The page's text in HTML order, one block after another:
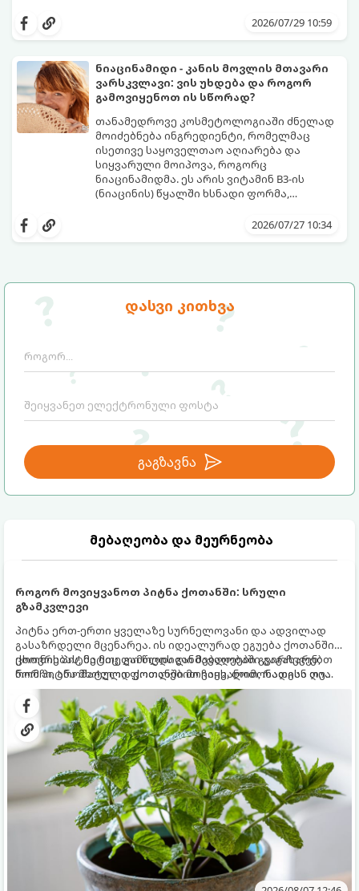
დასვი კითხვა
გაგზავნა
მებაღეობა და მეურნეობა
როგორ მოვიყვანოთ პიტნა ქოთანში: სრული
გზამკვლევი
პიტნა ერთ-ერთი ყველაზე სურნელოვანი და ადვილად
გასაზრდელი მცენარეა. ის იდეალურად ეგუება ქოთანში
ცხოვრებას, მეტიც, გამოცდილი მებაღეები გვირჩევენ,
რომ პიტნა მხოლოდ ქოთანში მოვიყვანოთ, რადგან ღია
გრუნტში (ბაღში) დარგვისას ის ფესვებით ძალიან
სწრაფად ვრცელდება და სხვა მცენარეებს ავიწროებს.
ქოთნის პიტნა მთელი წლის განმავლობაში გაგახარებთ
ნორჩი, არომატული ფოთლებით ჩაის, ლიმონათისა თუ
კერძებისთვის.
გამოიმუშაოს მელანინი - პიგმენტი,
5-დღიანი სქემა დაგეხმარებათ, მიიღოთ
ღრმა, თანაბარი და ხანგრძლივი რუჯი
კანის ჯანმრთელობის დაზიანების გარეშე.
2026/07/29 10:59
ნიაცინამიდი - კანის მოვლის მთავარი
ვარსკვლავი: ვის უხდება და როგორ
გამოვიყენოთ ის სწორად?
თანამედროვე კოსმეტოლოგიაში ძნელად
მოიძებნება ინგრედიენტი, რომელმაც
ისეთივე საყოველთაო აღიარება და
სიყვარული მოიპოვა, როგორც
ნიაცინამიდმა. ეს არის ვიტამინ B3-ის
(ნიაცინის) წყალში ხსნადი ფორმა,
კანისთვის ნამდვილი „მაშველი რგოლია“.
თავის მოვლის რუტინის შეუცვლელი
2026/07/27 10:34